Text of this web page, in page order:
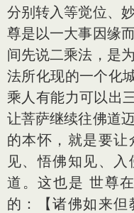
分别转入等觉位、
尊是以一大事因缘
间先说二乘法，是
法所化现的一个化
乘人有能力可以出
让菩萨继续往佛道
的本怀，就是要
见、悟佛知见、
道。这也是 世尊
的：【诸佛如来